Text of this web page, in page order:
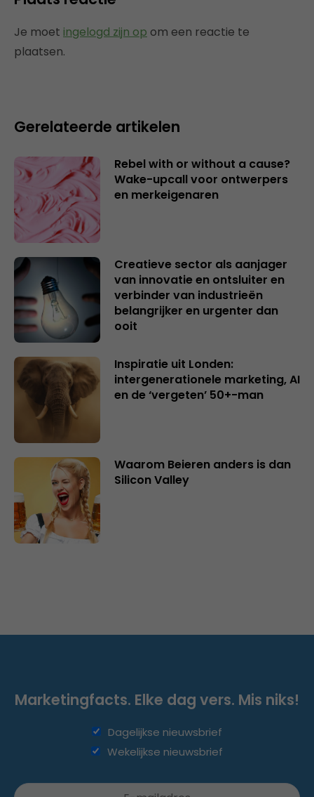
Je moet ingelogd zijn op om een reactie te
plaatsen.
Gerelateerde artikelen
Rebel with or without a cause?
Wake-upcall voor ontwerpers
en merkeigenaren
Creatieve sector als aanjager
van innovatie en ontsluiter en
verbinder van industrieën
belangrijker en urgenter dan
ooit
Inspiratie uit Londen:
intergenerationele marketing, AI
en de ‘vergeten’ 50+-man
Waarom Beieren anders is dan
Silicon Valley
Marketingfacts. Elke dag vers. Mis niks!
Dagelijkse nieuwsbrief
Wekelijkse nieuwsbrief